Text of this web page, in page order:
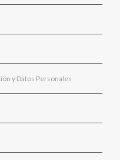
y Datos Personales